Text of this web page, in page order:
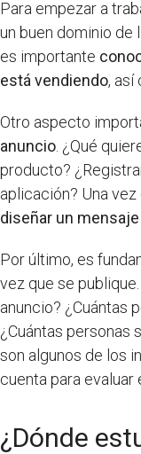
Para empezar a
un buen dominio de
es importante
está vendiendo, así
Otro aspecto
anuncio . ¿Qué
producto?
aplicación? Una
diseñar un mensaje
Por último, es
vez que se
anuncio? ¿Cuántas
¿Cuántas personas
son algunos de los
cuenta para evaluar
¿Dónde